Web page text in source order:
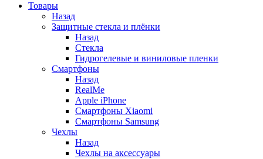
Товары
Назад
Защитные стекла и плёнки
Назад
Стекла
Гидрогелевые и виниловые пленки
Смартфоны
Назад
RealMe
Apple iPhone
Смартфоны Xiaomi
Смартфоны Samsung
Чехлы
Назад
Чехлы на аксессуары